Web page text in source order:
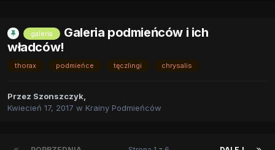
galeria
Galeria podmieńców i ich
władców!
thorax podmieńce tęczlingi chrysalis
Przez Szonszczyk,
Kwiecień 17, 2017 w Krainy Podmieńców